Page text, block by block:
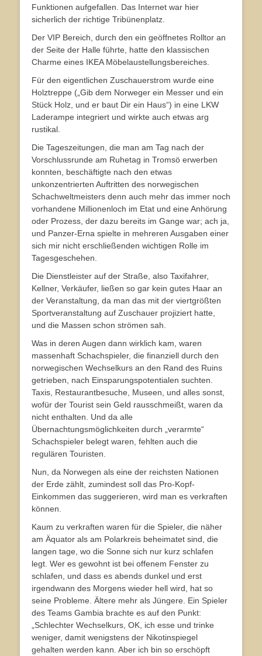
Funktionen aufgefallen. Das Internet war hier
sicherlich der richtige Tribünenplatz.
Der VIP Bereich, durch den ein geöffnetes Rolltor an
der Seite der Halle führte, hatte den klassischen
Charme eines IKEA Möbelaustellungsbereiches.
Für den eigentlichen Zuschauerstrom wurde eine
Holztreppe („Gib dem Norweger ein Messer und ein
Stück Holz, und er baut Dir ein Haus“) in eine LKW
Laderampe integriert und wirkte auch etwas arg
rustikal.
Die Tageszeitungen, die man am Tag nach der
Vorschlussrunde am Ruhetag in Tromsö erwerben
konnten, beschäftigte nach den etwas
unkonzentrierten Auftritten des norwegischen
Schachweltmeisters denn auch mehr das immer noch
vorhandene Millionenloch im Etat und eine Anhörung
oder Prozess, der dazu bereits im Gange war; ach ja,
und Panzer-Erna spielte in mehreren Ausgaben einer
sich mir nicht erschließenden wichtigen Rolle im
Tagesgeschehen.
Die Dienstleister auf der Straße, also Taxifahrer,
Kellner, Verkäufer, ließen so gar kein gutes Haar an
der Veranstaltung, da man das mit der viertgrößten
Sportveranstaltung auf Zuschauer projiziert hatte,
und die Massen schon strömen sah.
Was in deren Augen dann wirklich kam, waren
massenhaft Schachspieler, die finanziell durch den
norwegischen Wechselkurs an den Rand des Ruins
getrieben, nach Einsparungspotentialen suchten.
Taxis, Restaurantbesuche, Museen, und alles sonst,
wofür der Tourist sein Geld rausschmeißt, waren da
nicht enthalten. Und da alle
Übernachtungsmöglichkeiten durch „verarmte“
Schachspieler belegt waren, fehlten auch die
regulären Touristen.
Nun, da Norwegen als eine der reichsten Nationen
der Erde zählt, zumindest soll das Pro-Kopf-
Einkommen das suggerieren, wird man es verkraften
können.
Kaum zu verkraften waren für die Spieler, die näher
am Äquator als am Polarkreis beheimatet sind, die
langen tage, wo die Sonne sich nur kurz schlafen
legt. Wer es gewohnt ist bei offenem Fenster zu
schlafen, und dass es abends dunkel und erst
irgendwann des Morgens wieder hell wird, hat so
seine Probleme. Ältere mehr als Jüngere. Ein Spieler
des Teams Gambia brachte es auf den Punkt:
„Schlechter Wechselkurs, OK, ich esse und trinke
weniger, damit wenigstens der Nikotinspiegel
gehalten werden kann. Aber ich bin so erschöpft